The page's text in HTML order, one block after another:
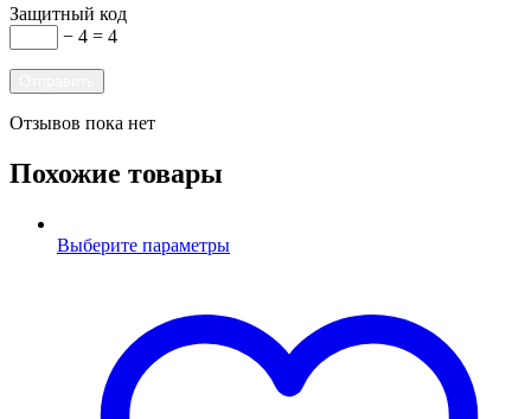
Защитный код
− 4 = 4
Отзывов пока нет
Похожие товары
Выберите параметры